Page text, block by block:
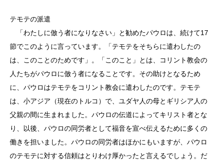
テモテの派遣
「わたしに倣う者になりなさい」と勧めたパウロは、続けて17
節でこのように言っています。「テモテをそちらに遣わしたの
は、このことのためです」。「このこと」とは、コリント教会の
人たちがパウロに倣う者になることです。その助けとなるため
に、パウロはテモテをコリント教会に遣わしたのです。テモテ
は、小アジア（現在のトルコ）で、ユダヤ人の母とギリシア人の
父親の間に生まれました。パウロの伝道によってキリスト者とな
り、以後、パウロの同労者として福音を宣べ伝えるために多くの
働きを担いました。パウロの同労者はほかにもいますが、パウロ
のテモテに対する信頼はとりわけ厚かったと言えるでしょう。だ